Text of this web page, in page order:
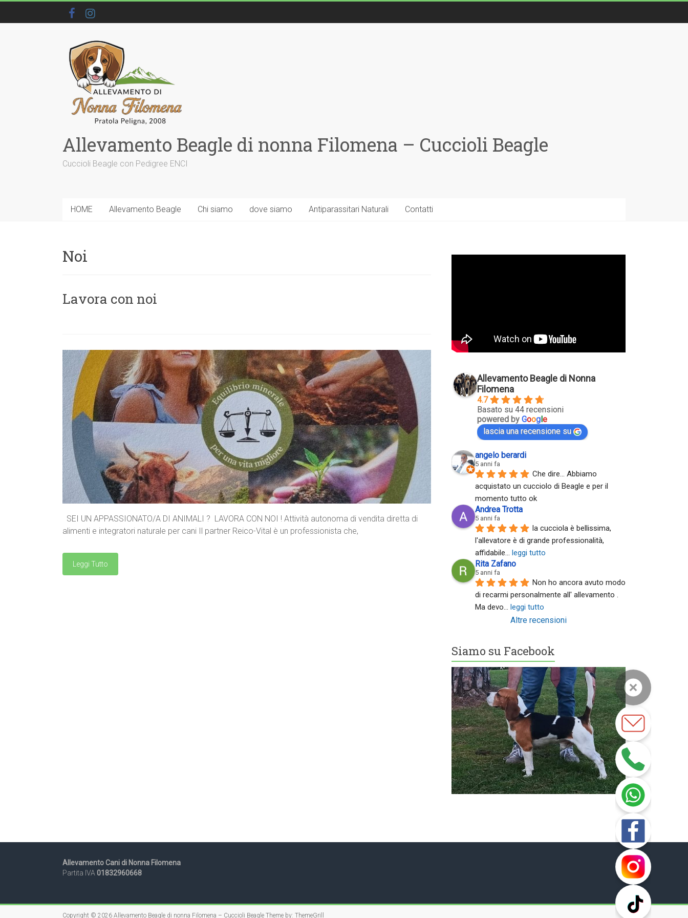
Allevamento Beagle di nonna Filomena – Cuccioli Beagle
Cuccioli Beagle con Pedigree ENCI
HOME Allevamento Beagle Chi siamo dove siamo Antiparassitari Naturali Contatti
Noi
Lavora con noi
SEI UN APPASSIONATO/A DI ANIMALI ? LAVORA CON NOI ! Attività autonoma di vendita diretta di
alimenti e integratori naturale per cani Il partner Reico-Vital è un professionista che,
Leggi Tutto
Allevamento Beagle di Nonna
Filomena
4.7
Basato su 44 recensioni
powered byGoog le
lascia una recensione su
angelo berardi
5 anni fa
Che dire... Abbiamo
acquistato un cucciolo di Beagle e per il
momento tutto ok
Andrea Trotta
5 anni fa
la cucciola è bellissima,
l'allevatore è di grande professionalità,
affidabile... leggi tutto
Rita Zafano
5 anni fa
Non ho ancora avuto modo
di recarmi personalmente all' allevamento .
Ma devo... leggi tutto
Altre recensioni
Siamo su Facebook
Allevamento Cani di Nonna Filomena
Partita IVA 01832960668
Copyright © 2026 Allevamento Beagle di nonna Filomena – Cuccioli Beagle Theme by: ThemeGrill